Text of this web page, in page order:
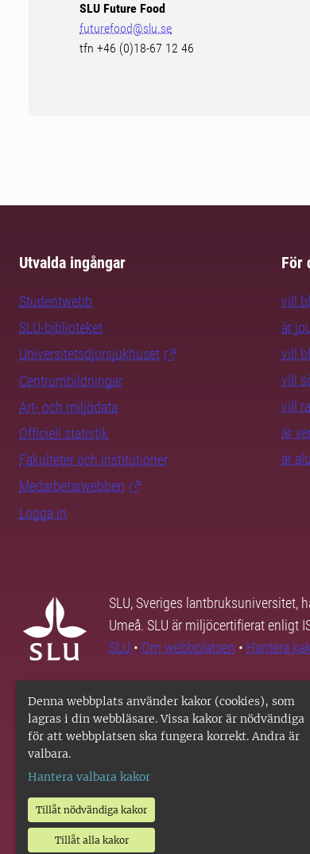
Denna webbplats använder kakor (cookies), som
lagras i din webbläsare. Vissa kakor är nödvändiga
för att webbplatsen ska fungera korrekt. Andra är
valbara.
Hantera valbara kakor
Tillåt nödvändiga kakor
Tillåt alla kakor
SLU Future Food
futurefood@slu.se
tfn +46 (0)18-67 12 46
Utvalda ingångar
Studentwebb
SLU-biblioteket
Universitetsdjursjukhuset
Centrumbildningar
Art- och miljödata
Officiell statistik
Fakulteter och institutioner
Medarbetarwebben
Logga in
För
vill
är
vill
vill
vill
är
är
SLU, Sveriges lantbruksuniversitet,
Umeå. SLU är miljöcertifierat enligt
SLU • Om webbplatsen • Hantera